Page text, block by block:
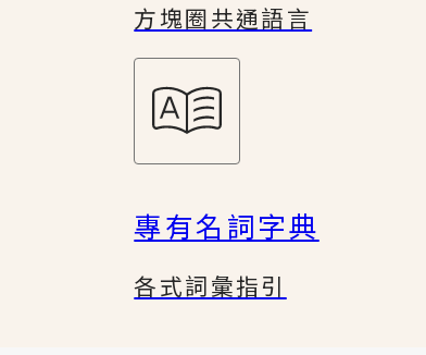
方塊圈共通語言
專有名詞字典
各式詞彙指引